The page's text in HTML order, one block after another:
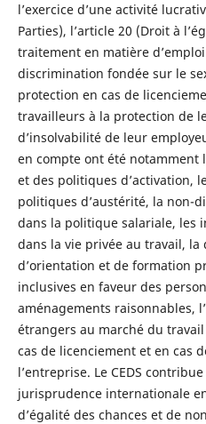
l’exercice d’une activité
Parties), l’article 20 (Droit à
traitement en matière
discrimination fondée sur le
protection en cas de
travailleurs à la protection de
d’insolvabilité de leur
en compte ont été
et des politiques d’activation,
politiques d’austérité, la non-
dans la politique salariale, les
dans la vie privée au travail,
d’orientation et de formation
inclusives en faveur des
aménagements raisonnables,
étrangers au marché du
cas de licenciement et en cas
l’entreprise. Le CEDS
jurisprudence internationale
d’égalité des chances et de